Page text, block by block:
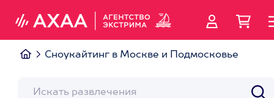
Сноукайтинг в Москве и Подмосковье